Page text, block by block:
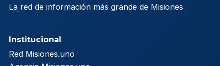
La red de información más grande de Misiones
Institucional
Red Misiones.uno